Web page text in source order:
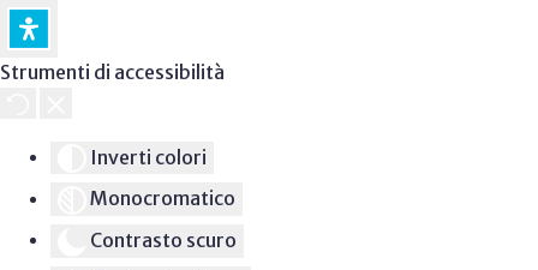
Strumenti di accessibilità
Inverti colori
Monocromatico
Contrasto scuro